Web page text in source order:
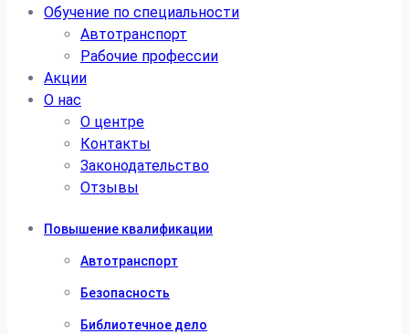
Обучение по специальности
Автотранспорт
Рабочие профессии
Акции
О нас
О центре
Контакты
Законодательство
Отзывы
Повышение квалификации
Автотранспорт
Безопасность
Библиотечное дело